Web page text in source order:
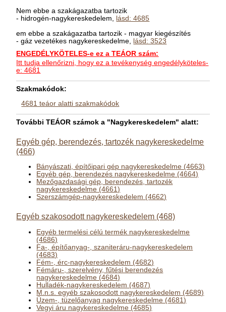
Nem ebbe a szakágazatba tartozik
- hidrogén-nagykereskedelem, lásd: 4685
em ebbe a szakágazatba tartozik - magyar kiegészítés
- gáz vezetékes nagykereskedelme, lásd: 3523
ENGEDÉLYKÖTELES-e ez a TEÁOR szám:
Itt tudja ellenőrizni, hogy ez a tevékenység engedélyköteles-
e: 4681
Szakmakódok:
4681 teáor alatti szakmakódok
További TEÁOR számok a "Nagykereskedelem" alatt:
Egyéb gép, berendezés, tartozék nagykereskedelme
(466)
Bányászati, építőipari gép nagykereskedelme (4663)
Egyéb gép, berendezés nagykereskedelme (4664)
Mezőgazdasági gép, berendezés, tartozék
nagykereskedelme (4661)
Szerszámgép-nagykereskedelem (4662)
Egyéb szakosodott nagykereskedelem (468)
Egyéb termelési célú termék nagykereskedelme
(4686)
Fa-, építőanyag-, szaniteráru-nagykereskedelem
(4683)
Fém-, érc-nagykereskedelem (4682)
Fémáru-, szerelvény, fűtési berendezés
nagykereskedelme (4684)
Hulladék-nagykereskedelem (4687)
M.n.s. egyéb szakosodott nagykereskedelem (4689)
Üzem-, tüzelőanyag nagykereskedelme (4681)
Vegyi áru nagykereskedelme (4685)